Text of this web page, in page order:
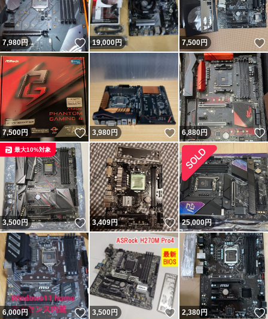
7,980円 いいね！
19,000円 7,500円
7,500円 いいね！
3,980円 いいね！
6,880円
3,500円 いいね！
最大10%対象
3,409円 いいね！
25,000円
6,000円 いいね！
3,500円 いいね！
2,380円